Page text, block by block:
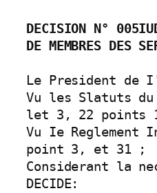
DECISION N°
DE MEMBRES DES
Le President de
Vu les Slatuts
let 3, 22 points
Vu Ie
point 3, et 31 ;
Considerant la
DECIDE: